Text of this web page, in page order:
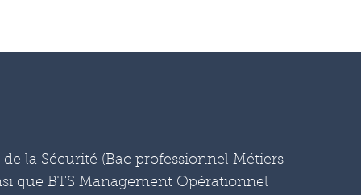
la Sécurité (Bac professionnel Métiers
que BTS Management Opérationnel